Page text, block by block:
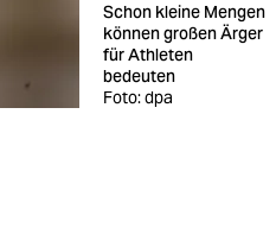
Schon kleine Mengen
können großen Ärger
für Athleten
bedeuten
Foto: dpa